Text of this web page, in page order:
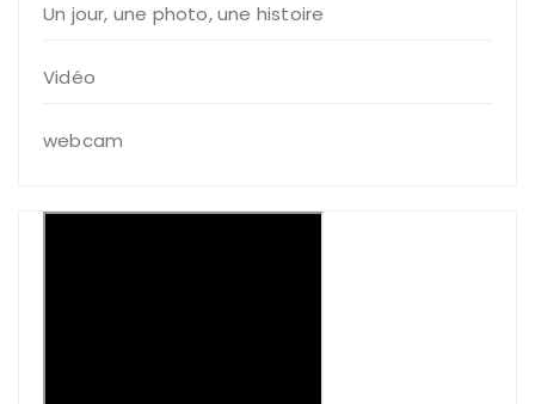
Un jour, une photo, une histoire
Vidéo
webcam